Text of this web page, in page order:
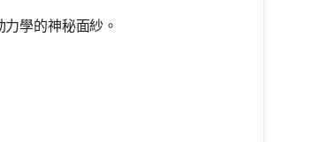
學的神秘面紗。